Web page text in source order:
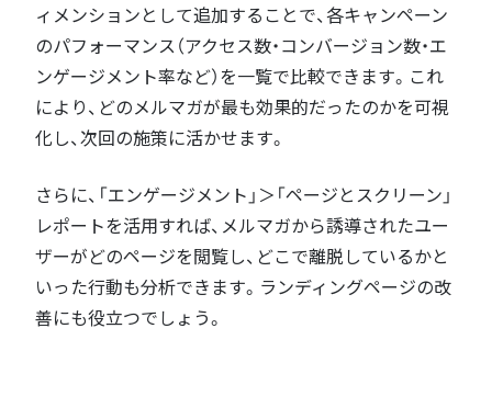
ィメンションとして追加することで、各キャンペーン
のパフォーマンス（アクセス数・コンバージョン数・エ
ンゲージメント率など）を一覧で比較できます。これ
により、どのメルマガが最も効果的だったのかを可視
化し、次回の施策に活かせます。
さらに、「エンゲージメント」＞「ページとスクリーン」
レポートを活用すれば、メルマガから誘導されたユー
ザーがどのページを閲覧し、どこで離脱しているかと
いった行動も分析できます。ランディングページの改
善にも役立つでしょう。